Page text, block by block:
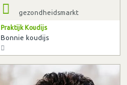
gezondheidsmarkt
Praktijk Koudijs
Bonnie koudijs